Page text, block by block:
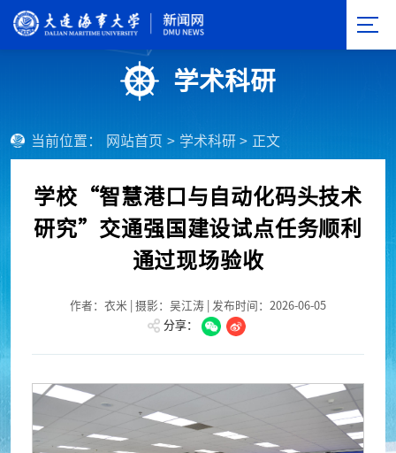
学术科研
当前位置： 网站首页 > 学术科研 > 正文
学校“智慧港口与自动化码头技术
研究”交通强国建设试点任务顺利
通过现场验收
作者：衣米 | 摄影：吴江涛 | 发布时间：2026-06-05
分享：